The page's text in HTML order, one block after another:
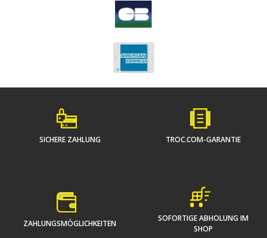
SICHERE ZAHLUNG TROC.COM-GARANTIE
ZAHLUNGSMÖGLICHKEITEN
SOFORTIGE ABHOLUNG IM
SHOP